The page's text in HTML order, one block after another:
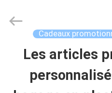
APERÇU
PRODUITS
T&K
Cadeaux
Les articles